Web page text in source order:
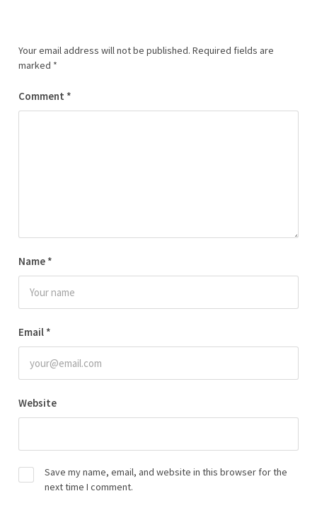
Your email address will not be published. Required fields are
marked *
Comment *
Name *
Email *
Website
Save my name, email, and website in this browser for the
next time I comment.